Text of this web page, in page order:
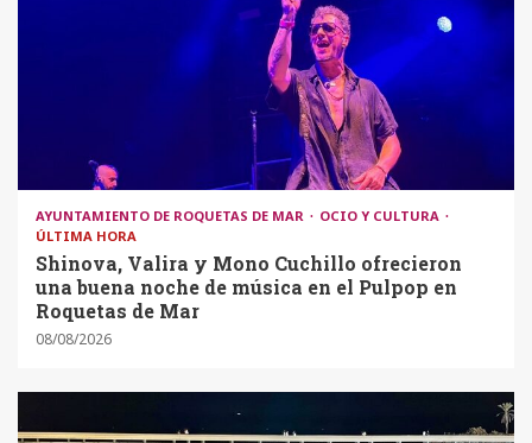
AYUNTAMIENTO DE ROQUETAS DE MAR
OCIO Y CULTURA
ÚLTIMA HORA
Shinova, Valira y Mono Cuchillo ofrecieron
una buena noche de música en el Pulpop en
Roquetas de Mar
08/08/2026